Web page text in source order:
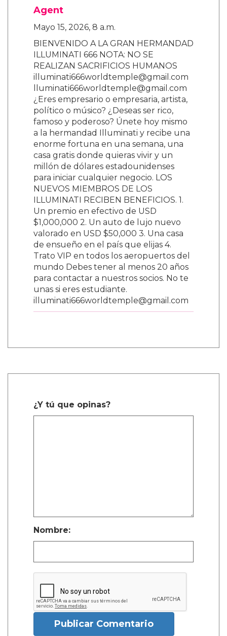
Agent
Mayo 15, 2026, 8 a.m.
BIENVENIDO A LA GRAN HERMANDAD
ILLUMINATI 666 NOTA: NO SE
REALIZAN SACRIFICIOS HUMANOS
illuminati666worldtemple@gmail.com
lluminati666worldtemple@gmail.com
¿Eres empresario o empresaria, artista,
político o músico? ¿Deseas ser rico,
famoso y poderoso? Únete hoy mismo
a la hermandad Illuminati y recibe una
enorme fortuna en una semana, una
casa gratis donde quieras vivir y un
millón de dólares estadounidenses
para iniciar cualquier negocio. LOS
NUEVOS MIEMBROS DE LOS
ILLUMINATI RECIBEN BENEFICIOS. 1.
Un premio en efectivo de USD
$1,000,000 2. Un auto de lujo nuevo
valorado en USD $50,000 3. Una casa
de ensueño en el país que elijas 4.
Trato VIP en todos los aeropuertos del
mundo Debes tener al menos 20 años
para contactar a nuestros socios. No te
unas si eres estudiante.
illuminati666worldtemple@gmail.com
¿Y tú que opinas?
Nombre:
Publicar Comentario